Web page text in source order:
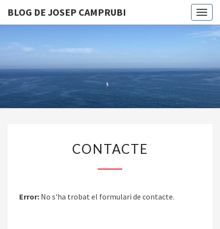
BLOG DE JOSEP CAMPRUBI
BLOG DE
JOSEP
CONTACTE
Error: No s'ha trobat el formulari de contacte.